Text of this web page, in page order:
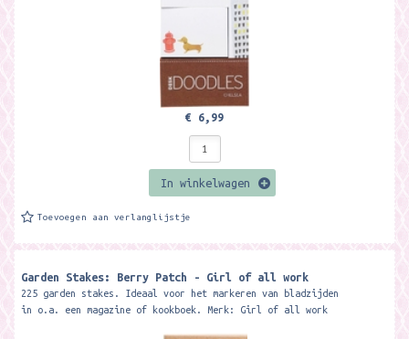
€ 6,99
In winkelwagen
Toevoegen aan verlanglijstje
Garden Stakes: Berry Patch - Girl of all work
225 garden stakes. Ideaal voor het markeren van bladzijden
in o.a. een magazine of kookboek. Merk: Girl of all work